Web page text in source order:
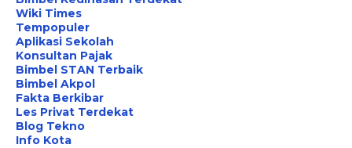
Wiki Times
Tempopuler
Aplikasi Sekolah
Konsultan Pajak
Bimbel STAN Terbaik
Bimbel Akpol
Fakta Berkibar
Les Privat Terdekat
Blog Tekno
Info Kota